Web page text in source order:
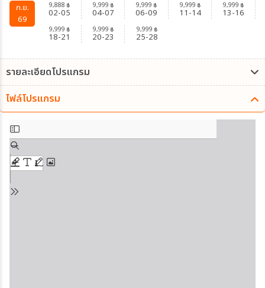
ก.ย.
69
9,888 ฿
02-05
9,999 ฿
04-07
9,999 ฿
06-09
9,999 ฿
11-14
9,999 ฿
13-16
9,999 ฿
18-21
9,999 ฿
20-23
9,999 ฿
25-28
รายละเอียดโปรแกรม
ไฟล์โปรแกรม